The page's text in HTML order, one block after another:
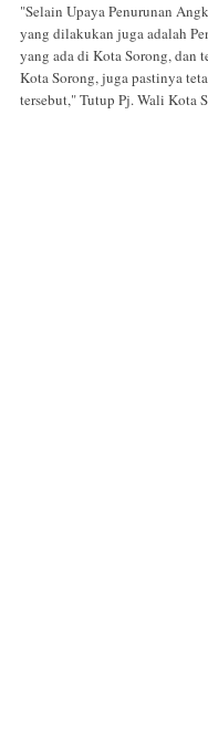
"Selain Upaya Penurunan
yang dilakukan juga adalah
yang ada di Kota Sorong, dan
Kota Sorong, juga pastinya
tersebut," Tutup Pj. Wali Kota